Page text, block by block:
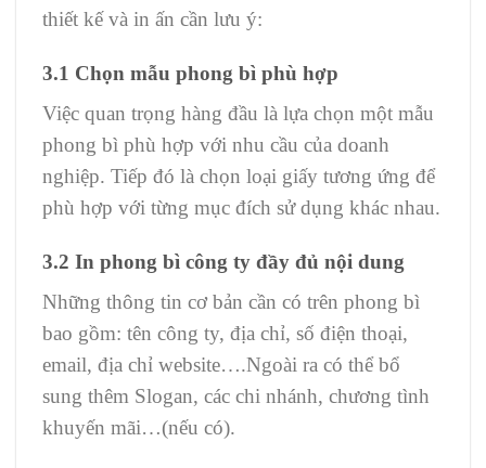
thiết kế và in ấn cần lưu ý:
3.1 Chọn mẫu phong bì phù hợp
Việc quan trọng hàng đầu là lựa chọn một mẫu
phong bì phù hợp với nhu cầu của doanh
nghiệp. Tiếp đó là chọn loại giấy tương ứng để
phù hợp với từng mục đích sử dụng khác nhau.
3.2 In phong bì công ty đầy đủ nội dung
Những thông tin cơ bản cần có trên phong bì
bao gồm: tên công ty, địa chỉ, số điện thoại,
email, địa chỉ website….Ngoài ra có thể bổ
sung thêm Slogan, các chi nhánh, chương tình
khuyến mãi…(nếu có).